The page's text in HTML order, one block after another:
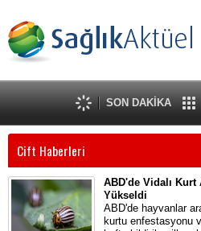
SON DAKİKA
Cift Haberleri
ABD'de Vidalı Kurt
Yükseldi
ABD'de hayvanlar
kurtu enfestasyonu